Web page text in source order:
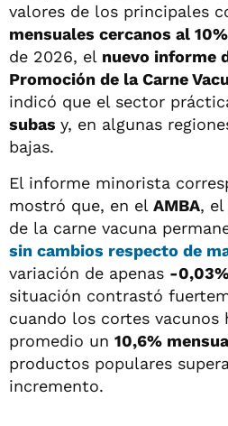
valores de los principales
mensuales cercanos al 10%
de 2026, el nuevo informe
Promoción de la Carne
indicó que el sector
subas y, en algunas
bajas.
El informe minorista
mostró que, en el AMBA,
de la carne vacuna
sin cambios respecto de
variación de apenas -
situación contrastó
cuando los cortes vacunos
promedio un 10,6%
productos populares
incremento.